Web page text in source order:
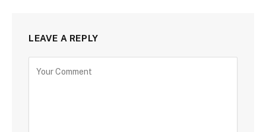
LEAVE A REPLY